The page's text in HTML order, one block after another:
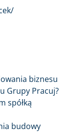
biznesu
Grupy Pracuj?
spółką
budowy